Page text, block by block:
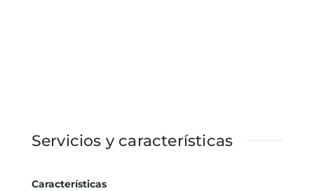
Servicios y características
Características